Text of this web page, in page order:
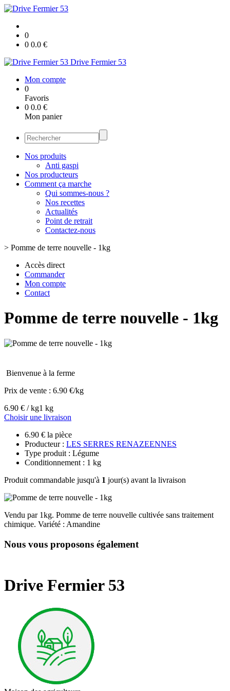
0
0 0.0 €
Drive Fermier 53
Mon compte
0
Favoris
0 0.0 €
Mon panier
Nos produits
Anti gaspi
Nos producteurs
Comment ça marche
Qui sommes-nous ?
Nos recettes
Actualités
Point de retrait
Contactez-nous
> Pomme de terre nouvelle - 1kg
Accès direct
Commander
Mon compte
Contact
Pomme de terre nouvelle - 1kg
Bienvenue à la ferme
Prix de vente : 6.90 €/kg
6.90 € / kg1 kg
Choisir une livraison
6.90 € la pièce
Producteur : LES SERRES RENAZEENNES
Type produit : Légume
Conditionnement : 1 kg
Produit commandable jusqu'à 1 jour(s) avant la livraison
Vendu par 1kg. Pomme de terre nouvelle cultivée sans traitement
chimique. Variété : Amandine
Nous vous proposons également
Drive Fermier 53